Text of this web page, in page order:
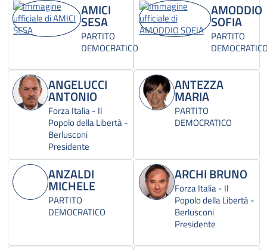
AMICI
SESA
PARTITO
DEMOCRATICO
AMODDIO
SOFIA
PARTITO
ANGELUCCI
ANTONIO
Forza Italia - Il
Popolo della Libertà -
Berlusconi
Presidente
ANTEZZA
MARIA
PARTITO
DEMOCRATICO
ANZALDI
MICHELE
PARTITO
DEMOCRATICO
ARCHI BRUNO
Forza Italia - Il
Popolo della Libertà -
Berlusconi
Presidente